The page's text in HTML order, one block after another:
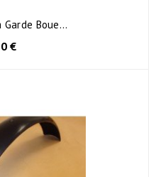
Boue...
€